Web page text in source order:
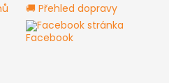
🚚 Přehled dopravy
Facebook stránka